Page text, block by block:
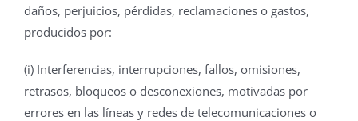
daños, perjuicios, pérdidas, reclamaciones o gastos,
producidos por:
(i) Interferencias, interrupciones, fallos, omisiones,
retrasos, bloqueos o desconexiones, motivadas por
errores en las líneas y redes de telecomunicaciones o